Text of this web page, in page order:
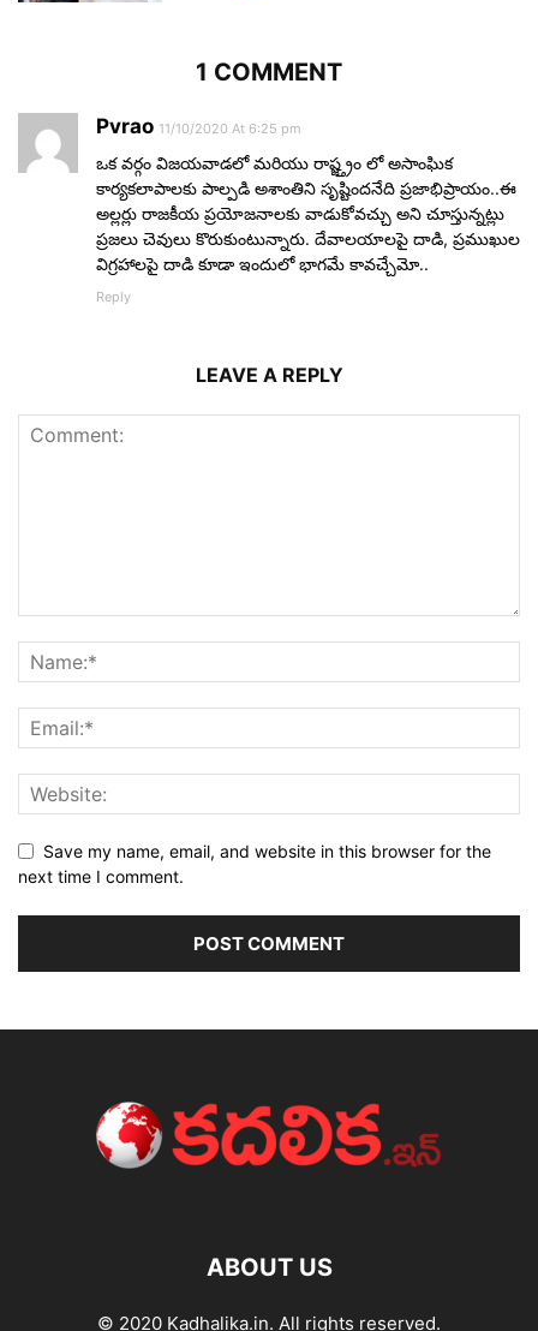
1 COMMENT
Pvrao 11/10/2020 At 6:25 pm
ఒక వర్గం విజయవాడలో మరియు రాష్జ్త్రం లో అసాంఘిక
కార్యకలాపాలకు పాల్పడి అశాంతిని సృష్టిందనేది ప్రజాభిప్రాయం..ఈ
అల్లర్లు రాజకీయ ప్రయోజనాలకు వాడుకోవచ్చు అని చూస్తున్నట్లు
ప్రజలు చెవులు కొరుకుంటున్నారు. దేవాలయాలపై దాడి, ప్రముఖుల
విగ్రహాలపై దాడి కూడా ఇందులో భాగమే కావచ్చేమో..
Reply
LEAVE A REPLY
Save my name, email, and website in this browser for the
next time I comment.
ABOUT US
© 2020 Kadhalika.in. All rights reserved.